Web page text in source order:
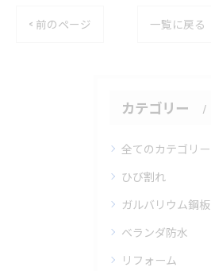
< 前のページ 一覧に戻る
カテゴリー
全てのカテゴリー
ひび割れ
ガルバリウム鋼板
ベランダ防水
リフォーム